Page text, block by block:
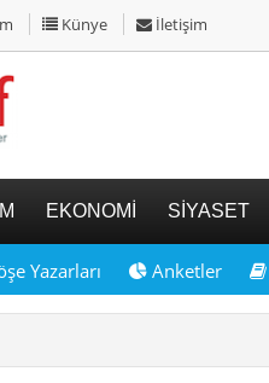
Künye İletişim
EKONOMİ SİYASET
Yazarları Anketler